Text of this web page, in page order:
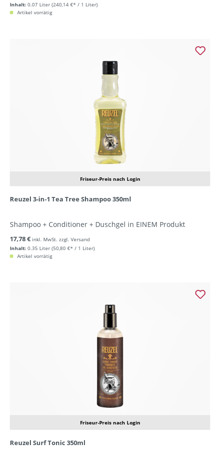
Inhalt: 0.07 Liter (240,14 €* / 1 Liter)
Artikel vorrätig
Friseur-Preis nach Login
Reuzel 3-in-1 Tea Tree Shampoo 350ml
Shampoo + Conditioner + Duschgel in EINEM Produkt
Inhalt: 0.35 Liter (50,80 €* / 1 Liter)
17,78 € inkl. MwSt. zzgl. Versand
Artikel vorrätig
Friseur-Preis nach Login
Reuzel Surf Tonic 350ml